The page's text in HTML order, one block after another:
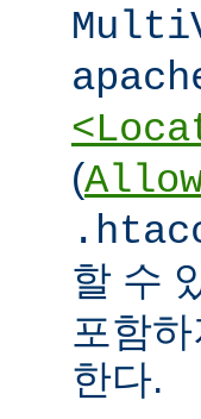
(
할 수
포함
한다.